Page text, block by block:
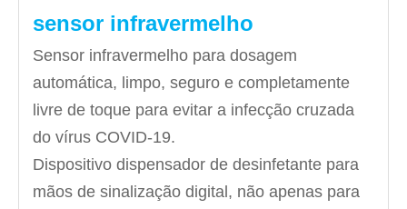
sensor infravermelho
Sensor infravermelho para dosagem
automática, limpo, seguro e completamente
livre de toque para evitar a infecção cruzada
do vírus COVID-19.
Dispositivo dispensador de desinfetante para
mãos de sinalização digital, não apenas para